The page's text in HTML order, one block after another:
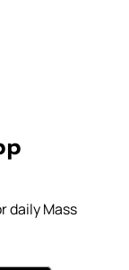
daily Mass